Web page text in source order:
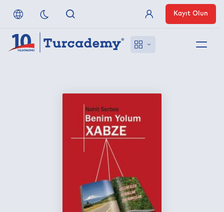
Referanslarımız
Anlaşmalı Yayınevleri
Üye Girişi
Kayıt Olun